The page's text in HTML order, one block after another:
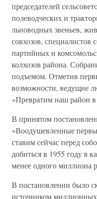
председателей
полеводческих и
льноводных звеньев,
совхозов, специалистов
партийных и
колхозов района.
подъемом. Отметив
возможности, ведущие
«Превратим наш район
В принятом
«Воодушевленные
ставим сейчас перед
добиться в 1955 году в
менее одного миллиона
В постановлении было
источником